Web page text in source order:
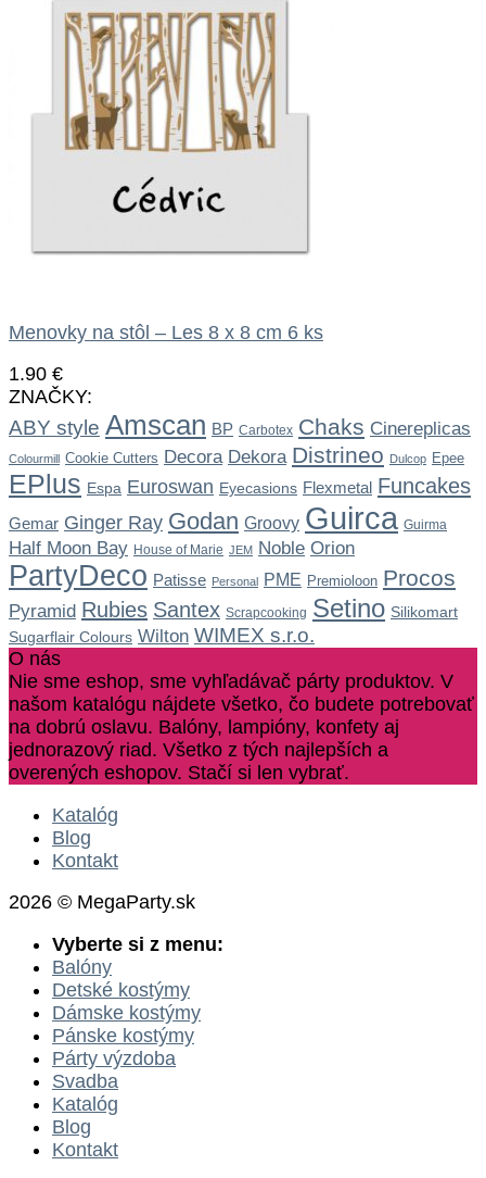
Menovky na stôl – Les 8 x 8 cm 6 ks
1.90 €
ZNAČKY:
ABY style Amscan BP Carbotex Chaks Cinereplicas
Colourmill Cookie Cutters Decora Dekora Distrineo Dulcop Epee
EPlus Espa Euroswan Eyecasions Flexmetal Funcakes
Gemar Ginger Ray Godan Groovy Guirca Guirma
Half Moon Bay House of Marie JEM Noble Orion
PartyDeco Patisse Personal PME Premioloon Procos
Pyramid Rubies Santex Scrapcooking Setino Silikomart
Sugarflair Colours Wilton WIMEX s.r.o.
O nás
Nie sme eshop, sme vyhľadávač párty produktov. V
našom katalógu nájdete všetko, čo budete potrebovať
na dobrú oslavu. Balóny, lampióny, konfety aj
jednorazový riad. Všetko z tých najlepších a
overených eshopov. Stačí si len vybrať.
Katalóg
Blog
Kontakt
2026 © MegaParty.sk
Vyberte si z menu:
Balóny
Detské kostýmy
Dámske kostýmy
Pánske kostýmy
Párty výzdoba
Svadba
Katalóg
Blog
Kontakt